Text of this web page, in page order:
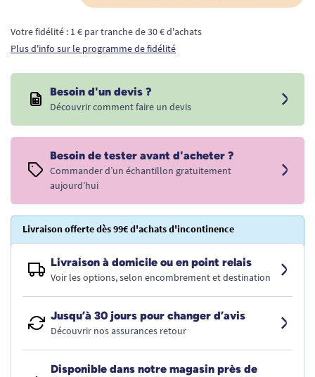
Votre fidélité : 1 € par tranche de 30 € d'achats
Plus d'info sur le programme de fidélité
Besoin d'un devis ?
Découvrir comment faire un devis
Besoin de tester avant d'acheter ?
Commander d’un échantillon gratuitement
aujourd’hui
Livraison offerte dès 99€ d'achats d'incontinence
Livraison à domicile ou en point relais
Voir les options, selon encombrement et destination
Jusqu’à 30 jours pour changer d’avis
Découvrir nos assurances retour
Disponible dans notre magasin près de